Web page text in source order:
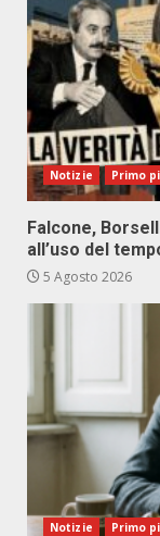
Notizie Primo
Falcone,
all’uso del
5 Agosto 2026
Notizie Primo